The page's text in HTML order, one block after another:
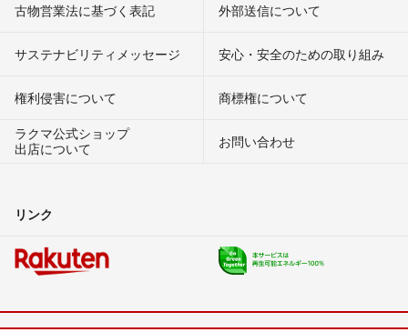
古物営業法に基づく表記 外部送信について
サステナビリティメッセージ 安心・安全のための取り組み
権利侵害について
商標権について
ラクマ公式ショップ
出店について
お問い合わせ
リンク